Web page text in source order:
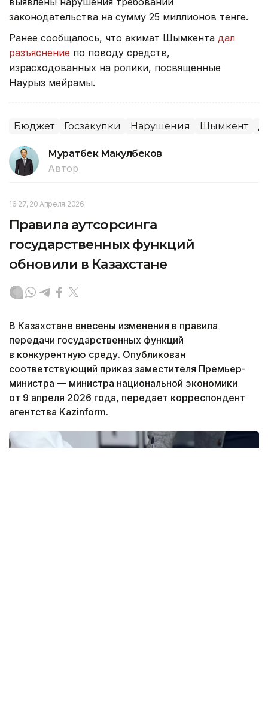
законодательства на сумму 25 миллионов тенге.
Ранее сообщалось, что акимат Шымкента дал
разъяснение по поводу средств,
израсходованных на ролики, посвященные
Наурыз мейрамы.
Бюджет Госзакупки Нарушения Шымкент
Муратбек Макулбеков
Автор
16:27, 20 Апреля 2026
Правила аутсорсинга
государственных функций
обновили в Казахстане
В Казахстане внесены изменения в правила
передачи государственных функций
в конкурентную среду. Опубликован
соответствующий приказ заместителя Премьер-
министра — министра национальной экономики
от 9 апреля 2026 года, передает корреспондент
агентства Kazinform.